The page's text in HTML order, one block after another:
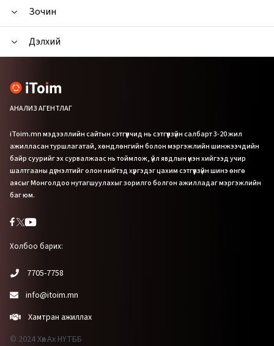
Зочин
Дэлхий
АНАЛИЗ АГЕНТЛАГ
iToim.mn мэдээллийн сайтын сэтгүүлчид нь сэтгүүлзүйн салбарт 3-20 жил
ажилласан туршлагатай, хөндлөнгийн болон мэргэжлийн шинжээчдийн
байр суурийг эх сурвалжаас нь тоймлож, үйл явдлын үнэн хийгээд учир
шалтгааны дүгнэлтийг олон нийтэд хүргэдэг цахим сэтгүүлзүйн шинэ өнгө
аясыг Монголдоо нутагшуулахыг зорилго болгон ажилладаг мэргэжлийн
баг юм.
Холбоо барих:
7705-7758
info@itoim.mn
Хамтран ажиллах
© 2024 Хөх Ах НҮТББ